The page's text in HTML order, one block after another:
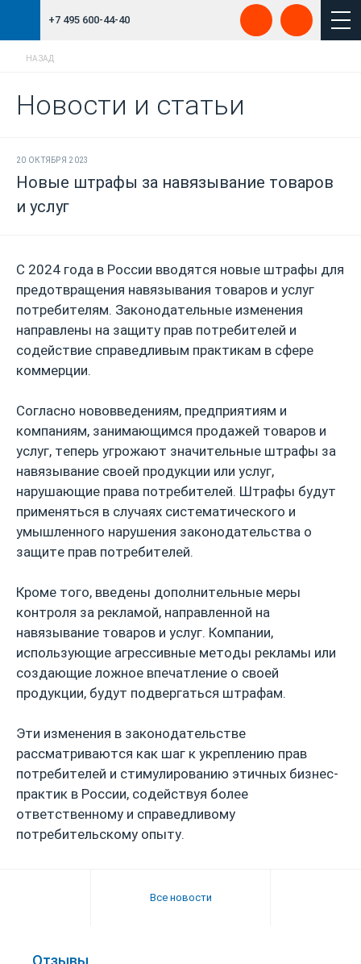
+7 495 600-44-40
НАЗАД
Новости и статьи
20 ОКТЯБРЯ 2023
Новые штрафы за навязывание товаров
и услуг
С 2024 года в России вводятся новые штрафы для
предотвращения навязывания товаров и услуг
потребителям. Законодательные изменения
направлены на защиту прав потребителей и
содействие справедливым практикам в сфере
коммерции.
Согласно нововведениям, предприятиям и
компаниям, занимающимся продажей товаров и
услуг, теперь угрожают значительные штрафы за
навязывание своей продукции или услуг,
нарушающие права потребителей. Штрафы будут
применяться в случаях систематического и
умышленного нарушения законодательства о
защите прав потребителей.
Кроме того, введены дополнительные меры
контроля за рекламой, направленной на
навязывание товаров и услуг. Компании,
использующие агрессивные методы рекламы или
создающие ложное впечатление о своей
продукции, будут подвергаться штрафам.
Эти изменения в законодательстве
рассматриваются как шаг к укреплению прав
потребителей и стимулированию этичных бизнес-
практик в России, содействуя более
ответственному и справедливому
потребительскому опыту.
Все новости
Отзывы